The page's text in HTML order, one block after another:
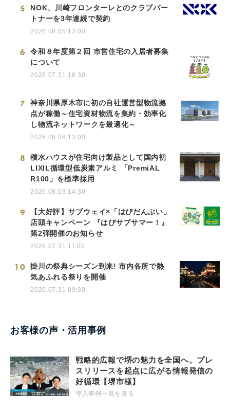
5
NOK、川崎フロンターレとのクラブパー
トナーを3年連続で契約
2026.08.05 13:00
6
令和８年度第２回 市営住宅の入居者募集
について
2026.07.31 16:30
7
神奈川県厚木市に初の自社運営型物流拠
点が稼働～住宅資材物流を集約・効率化
し物流ネットワークを最適化～
2026.08.06 13:00
8
積水ハウスが住宅向け製品として国内初
LIXIL循環型低炭素アルミ 「PremiAL
R100」を標準採用
2026.08.03 14:30
9
【大好評】サブウェイ×「はぴだんぶい」
店頭キャンペーン 『はぴサブサマー！』
第2弾開催のお知らせ
2026.07.31 11:00
10
掛川の祭典シーズン到来! 市内各所で熱
気あふれる祭りを開催
2026.07.31 09:30
お客様の声・活用事例
戦略的広報で堺の魅力を全国へ。プレ
スリリースを起点に広がる情報発信の
好循環【堺市様】
導入事例一覧を見る